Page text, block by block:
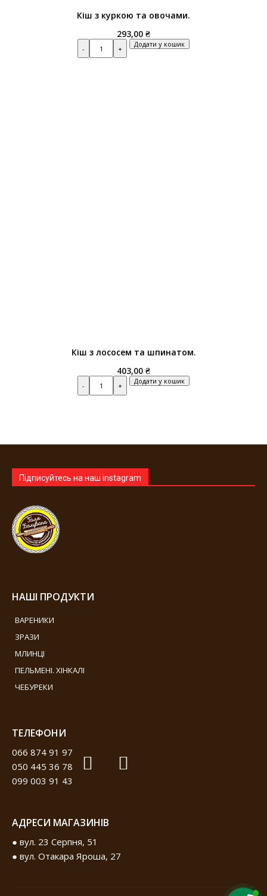
Кіш з куркою та овочами.
293,00 ₴
Quantity Додати у кошик
Кіш з лососем та шпинатом.
403,00 ₴
Quantity Додати у кошик
Підписуйтесь на наш instagram
НАШІ ПРОДУКТИ
ВАРЕНИКИ
ЗРАЗИ
МЛИНЦІ
ПЕЛЬМЕНІ. ХІНКАЛІ
ЧЕБУРЕКИ
ТЕЛЕФОНИ
066 874 91 97
050 445 36 78
099 003 91 43
АДРЕСИ МАГАЗИНІВ
● вул. 23 Серпня, 51
● вул. Отакара Яроша, 27